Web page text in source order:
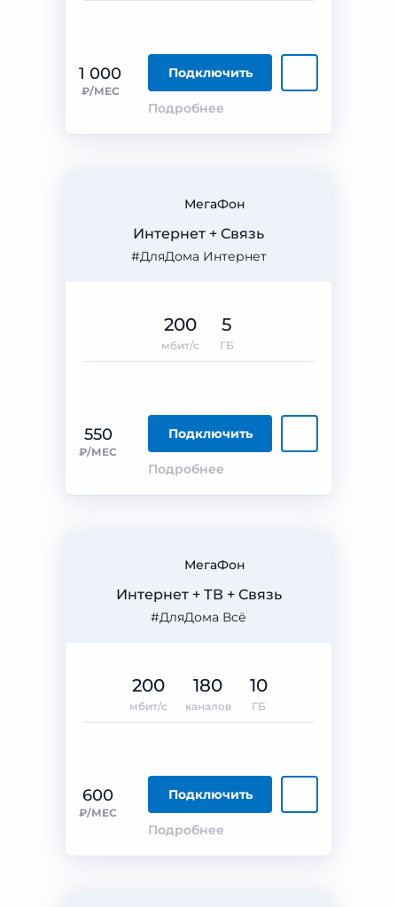
1 000
₽/МЕС
Подключить
Подробнее
МегаФон
#ДляДома Интернет
Интернет + Связь
550
₽/МЕС
Подключить
Подробнее
200
мбит/с
5
ГБ
МегаФон
#ДляДома Всё
Интернет + ТВ + Связь
600
₽/МЕС
Подключить
Подробнее
200
мбит/с
180
каналов
10
ГБ